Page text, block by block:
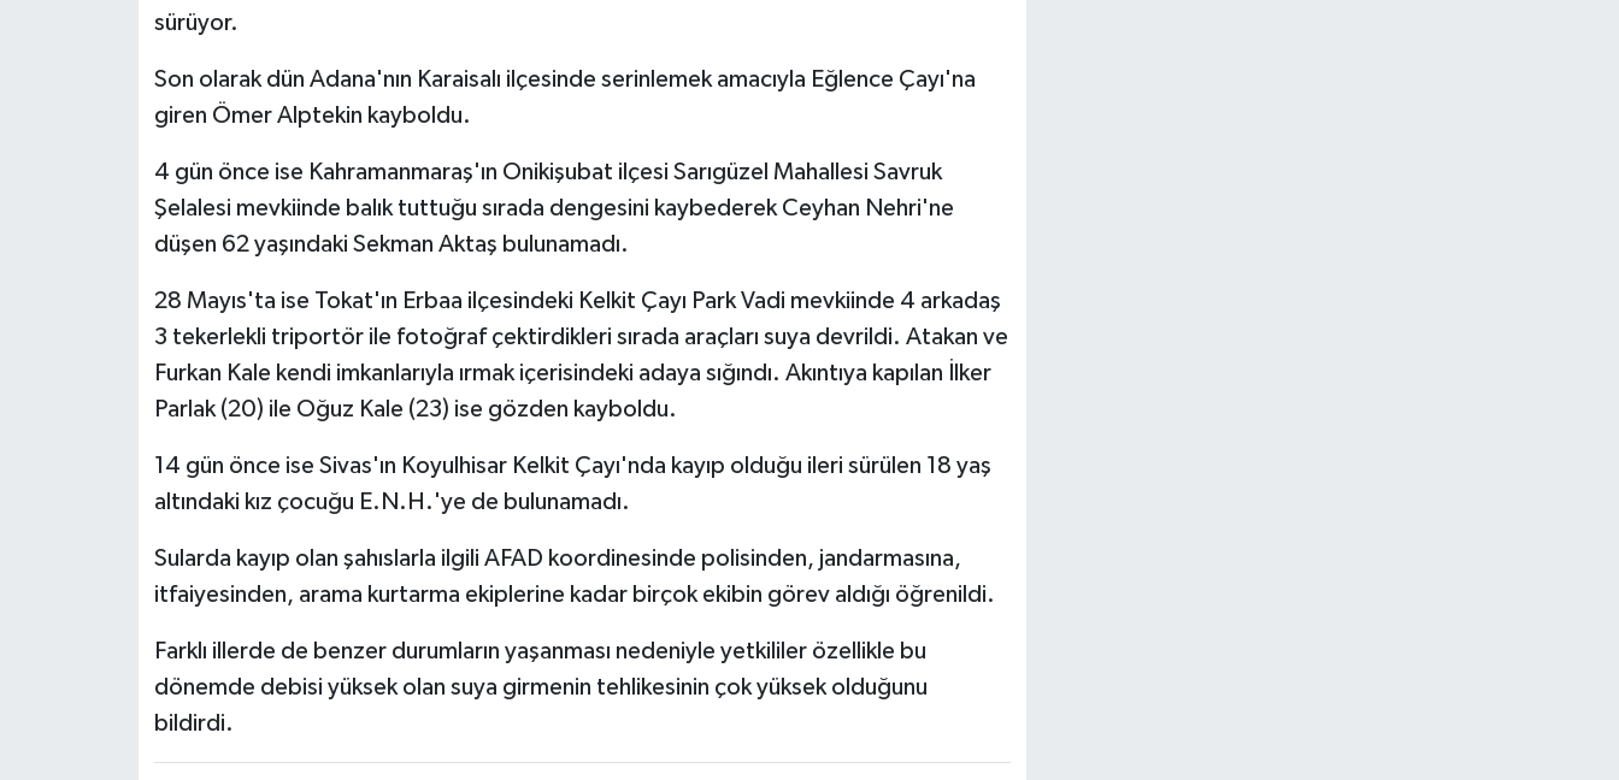
sürüyor.
Son olarak dün Adana'nın Karaisalı ilçesinde serinlemek amacıyla Eğlence Çayı'na
giren Ömer Alptekin kayboldu.
4 gün önce ise Kahramanmaraş'ın Onikişubat ilçesi Sarıgüzel Mahallesi Savruk
Şelalesi mevkiinde balık tuttuğu sırada dengesini kaybederek Ceyhan Nehri'ne
düşen 62 yaşındaki Sekman Aktaş bulunamadı.
28 Mayıs'ta ise Tokat'ın Erbaa ilçesindeki Kelkit Çayı Park Vadi mevkiinde 4 arkadaş
3 tekerlekli triportör ile fotoğraf çektirdikleri sırada araçları suya devrildi. Atakan ve
Furkan Kale kendi imkanlarıyla ırmak içerisindeki adaya sığındı. Akıntıya kapılan İlker
Parlak (20) ile Oğuz Kale (23) ise gözden kayboldu.
14 gün önce ise Sivas'ın Koyulhisar Kelkit Çayı'nda kayıp olduğu ileri sürülen 18 yaş
altındaki kız çocuğu E.N.H.'ye de bulunamadı.
Sularda kayıp olan şahıslarla ilgili AFAD koordinesinde polisinden, jandarmasına,
itfaiyesinden, arama kurtarma ekiplerine kadar birçok ekibin görev aldığı öğrenildi.
Farklı illerde de benzer durumların yaşanması nedeniyle yetkililer özellikle bu
dönemde debisi yüksek olan suya girmenin tehlikesinin çok yüksek olduğunu
bildirdi.